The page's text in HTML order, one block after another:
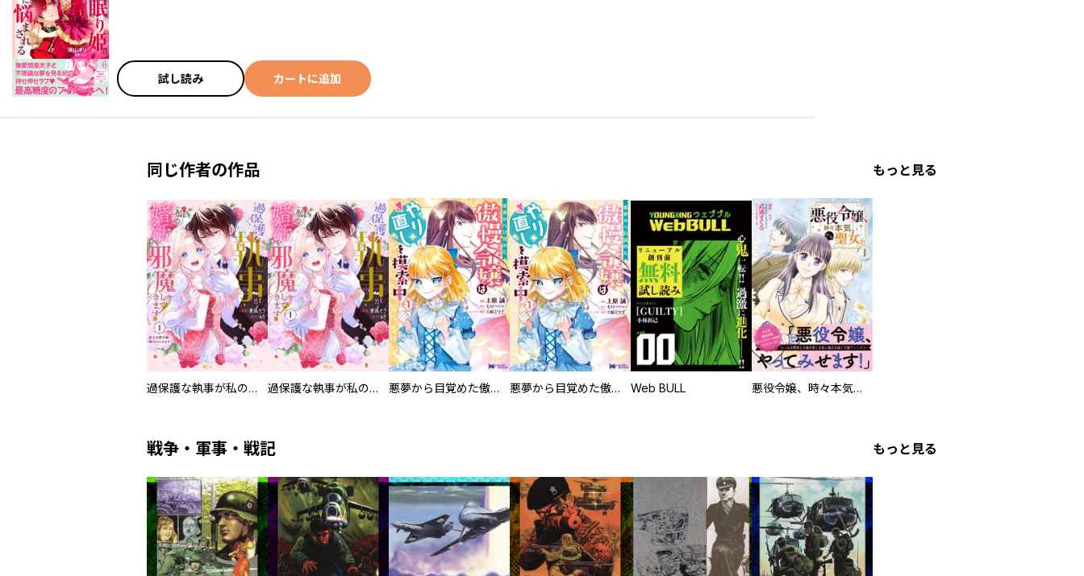
試し読み カートに追加
同じ作者の作品 もっと見る
過保護な執事が私の婚活を邪魔してきます！ 分冊版 過保護な執事が私の婚活を邪魔してきます！ 悪夢から目覚めた傲慢令嬢はやり直しを模索中（コミック） 悪夢から目覚めた傲慢令嬢はやり直しを模索中（コミック） 分冊版 Web BULL 悪役令嬢、時々本気、のち聖女。（コミック）【電子版特典付】
戦争・軍事・戦記 もっと見る